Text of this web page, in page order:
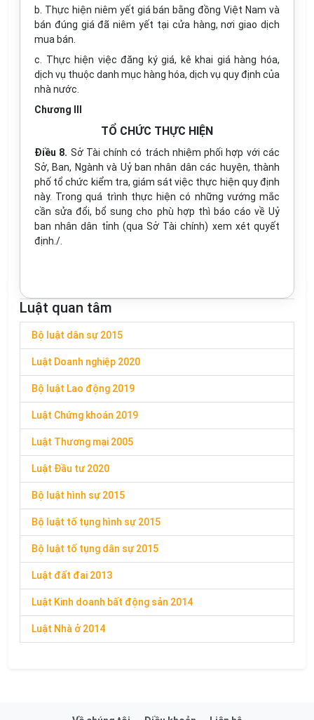
b. Thực hiện niêm yết giá bán bằng đồng Việt Nam và
bán đúng giá đã niêm yết tại cửa hàng, nơi giao dịch
mua bán.
c. Thực hiện việc đăng ký giá, kê khai giá hàng hóa,
dịch vụ thuộc danh mục hàng hóa, dịch vụ quy định của
nhà nước.
Chương III
TỔ CHỨC THỰC HIỆN
Điều 8. Sở Tài chính có trách nhiệm phối hợp với các
Sở, Ban, Ngành và Uỷ ban nhân dân các huyện, thành
phố tổ chức kiểm tra, giám sát việc thực hiện quy định
này. Trong quá trình thực hiện có những vư­ớng mắc
cần sửa đổi, bổ sung cho phù hợp thì báo cáo về Uỷ
ban nhân dân tỉnh (qua Sở Tài chính) xem xét quyết
định./.
Luật quan tâm
Bộ luật dân sự 2015
Luật Doanh nghiệp 2020
Bộ luật Lao động 2019
Luật Chứng khoán 2019
Luật Thương mại 2005
Luật Đầu tư 2020
Bộ luật hình sự 2015
Bộ luật tố tụng hình sự 2015
Bộ luật tố tụng dân sự 2015
Luật đất đai 2013
Luật Kinh doanh bất động sản 2014
Luật Nhà ở 2014